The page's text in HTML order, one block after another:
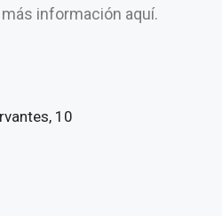
información aquí.
10